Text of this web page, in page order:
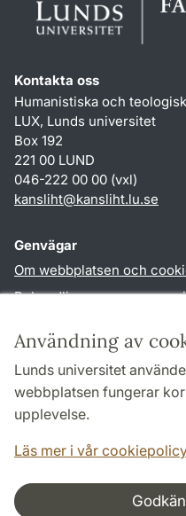
Användning av
Lunds universitet
webbplatsen fungerar
upplevelse.
Läs mer i vår
Kontakta oss
Humanistiska och
LUX, Lunds universitet
Box 192
221 00 LUND
046-222 00 00 (vxl)
kansliht@kansliht.lu.se
Genvägar
Om webbplatsen och
Behandling av
TYPO3-login
Följ oss i sociala medier